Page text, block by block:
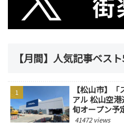
【月間】人気記事ベス
【松山市】
アル 松山空
旬オープン予
41472 views